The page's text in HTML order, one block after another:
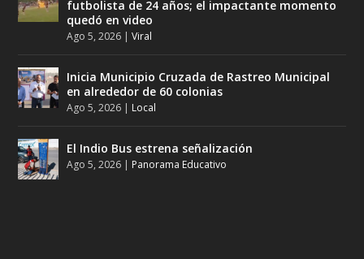
futbolista de 24 años; el impactante momento
quedó en video
Ago 5, 2026 |Viral
Inicia Municipio Cruzada de Rastreo Municipal
en alrededor de 60 colonias
Ago 5, 2026 | Local
El Indio Bus estrena señalización
Ago 5, 2026 | Panorama Educativo